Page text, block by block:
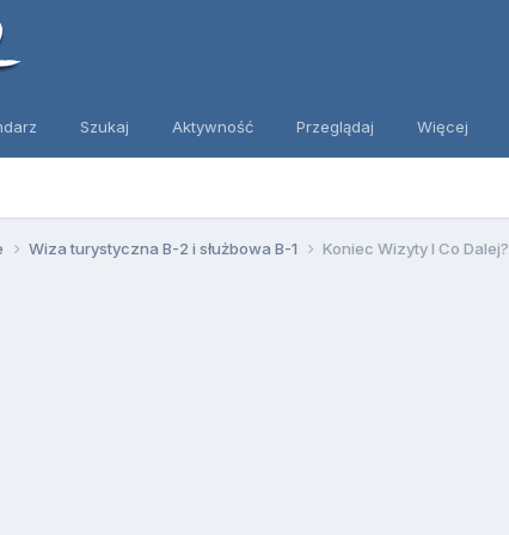
Szukaj Aktywność Przeglądaj Więcej
Wiza turystyczna B-2 i służbowa B-1 Koniec Wizyty I Co Dalej?